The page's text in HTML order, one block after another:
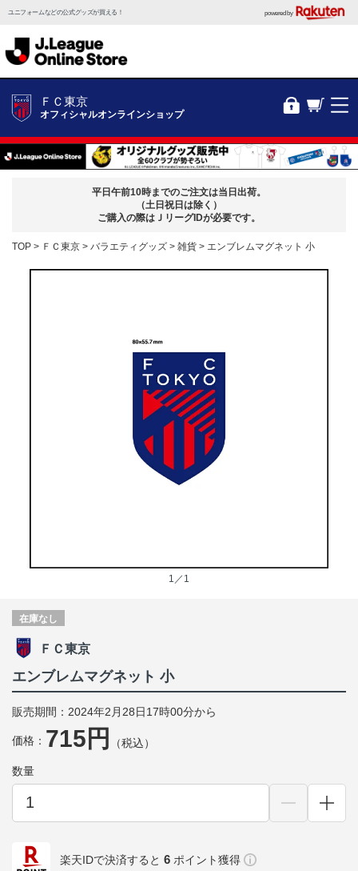
ユニフォームなどの公式グッズが買える！ powered by
ＦＣ東京
オフィシャルオンラインショップ
平日午前10時までのご注文は当日出荷。
（土日祝日は除く）
ご購入の際はＪリーグIDが必要です。
TOP ＦＣ東京 バラエティグッズ 雑貨 エンブレムマグネット 小
1／1
在庫なし
ＦＣ東京
エンブレムマグネット 小
販売期間：2024年2月28日17時00分から
価格： 715円 （税込）
数量
楽天IDで決済すると 6 ポイント獲得